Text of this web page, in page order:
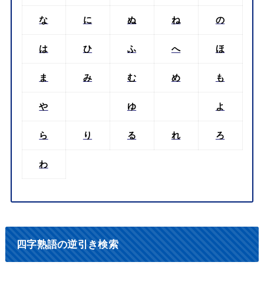
な に ぬ ね の
は ひ ふ へ ほ
ま み む め も
や ゆ よ
ら り る れ ろ
わ
四字熟語の逆引き検索